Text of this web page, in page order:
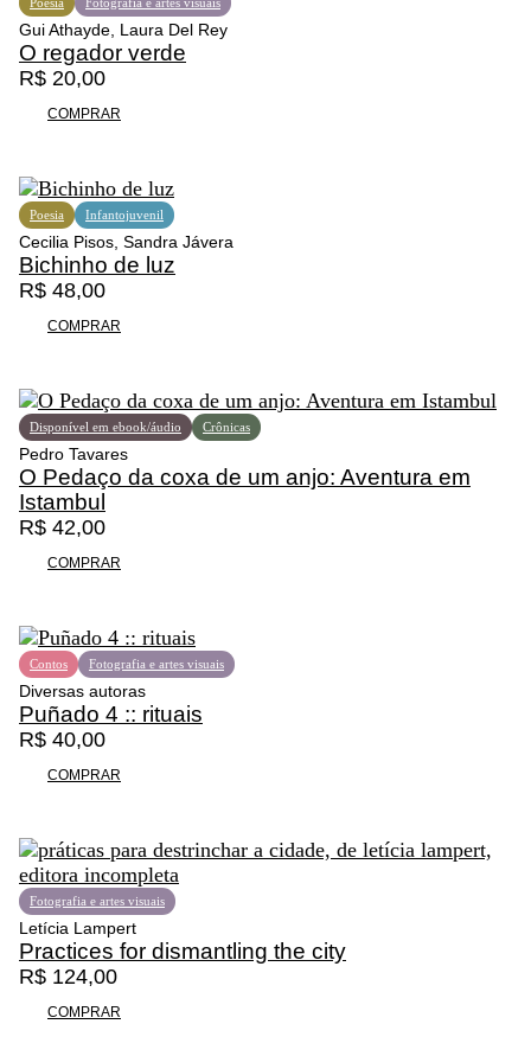
Fotografia e artes visuais
Poesia
Gui Athayde, Laura Del Rey
O regador verde
R$ 20,00
COMPRAR
Infantojuvenil
Poesia
Cecilia Pisos, Sandra Jávera
Bichinho de luz
R$ 48,00
COMPRAR
Crônicas
Disponível em ebook/áudio
Pedro Tavares
O Pedaço da coxa de um anjo: Aventura em
Istambul
R$ 42,00
COMPRAR
Contos Fotografia e artes visuais
Diversas autoras
Puñado 4 :: rituais
R$ 40,00
COMPRAR
Fotografia e artes visuais
Letícia Lampert
Practices for dismantling the city
R$ 124,00
COMPRAR